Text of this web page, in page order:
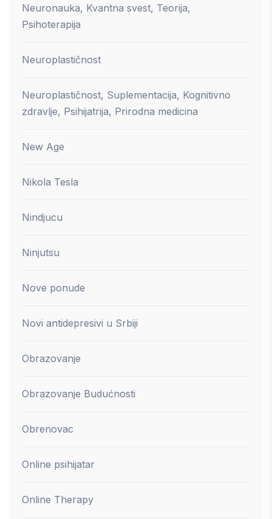
Neuronauka, Kvantna svest, Teorija,
Psihoterapija
Neuroplastičnost
Neuroplastičnost, Suplementacija, Kognitivno
zdravlje, Psihijatrija, Prirodna medicina
New Age
Nikola Tesla
Nindjucu
Ninjutsu
Nove ponude
Novi antidepresivi u Srbiji
Obrazovanje
Obrazovanje Budućnosti
Obrenovac
Online psihijatar
Online Therapy